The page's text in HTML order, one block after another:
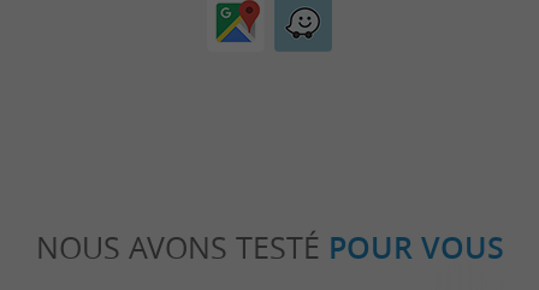
NOUS AVONS TESTÉ POUR VOUS